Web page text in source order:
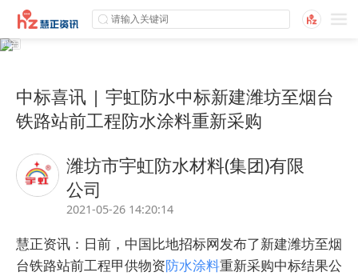
中标喜讯 | 宇虹防水中标新建潍坊至烟台
铁路站前工程防水涂料重新采购
潍坊市宇虹防水材料(集团)有限
公司
2021-05-26 14:20:14
慧正资讯：日前，中国比地招标网发布了新建潍坊至烟
台铁路站前工程甲供物资防水涂料重新采购中标结果公